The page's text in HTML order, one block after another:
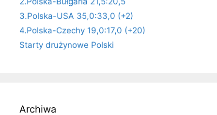
3.Polska-USA 35,0:33,0 (+2)
4.Polska-Czechy 19,0:17,0 (+20)
Starty drużynowe Polski
Archiwa